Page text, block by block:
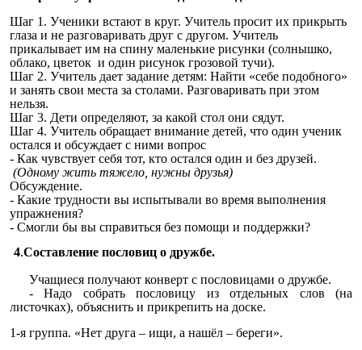
Шаг 1. Ученики встают в круг. Учитель просит их прикрыть
глаза и не разговаривать друг с другом. Учитель
прикалывает им на спину маленькие рисунки (солнышко,
облако, цветок и один рисунок грозовой тучи).
Шаг 2. Учитель дает задание детям: Найти «себе подобного»
и занять свои места за столами. Разговаривать при этом
нельзя.
Шаг 3. Дети определяют, за какой стол они сядут.
Шаг 4. Учитель обращает внимание детей, что один ученик
остался и обсуждает с ними вопрос
- Как чувствует себя тот, кто остался один и без друзей.
(Одному жить тяжело, нужны друзья)
Обсуждение.
- Какие трудности вы испытывали во время выполнения
упражнения?
- Смогли бы вы справиться без помощи и поддержки?
4.Составление пословиц о дружбе.
Учащиеся получают конверт с пословицами о дружбе.
- Надо собрать пословицу из отдельных слов (на
листочках), объяснить и прикрепить на доске.
1-я группа. «Нет друга – ищи, а нашёл – береги».